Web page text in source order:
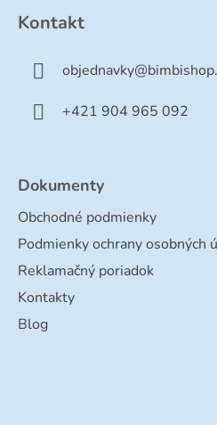
Kontakt
objednavky@
+421 904 965 092
Dokumenty
Obchodné podmienky
Podmienky ochrany osobných
Reklamačný poriadok
Kontakty
Blog